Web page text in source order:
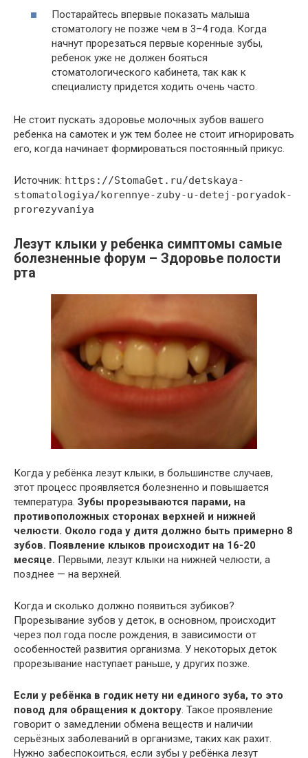
Постарайтесь впервые показать малыша
стоматологу не позже чем в 3–4 года. Когда
начнут прорезаться первые коренные зубы,
ребенок уже не должен бояться
стоматологического кабинета, так как к
специалисту придется ходить очень часто.
Не стоит пускать здоровье молочных зубов вашего
ребенка на самотек и уж тем более не стоит игнорировать
его, когда начинает формироваться постоянный прикус.
Источник: https://StomaGet.ru/detskaya-
stomatologiya/korennye-zuby-u-detej-poryadok-
prorezyvaniya
Лезут клыки у ребенка симптомы самые
болезненные форум – Здоровье полости
рта
Когда у ребёнка лезут клыки, в большинстве случаев,
этот процесс проявляется болезненно и повышается
температура. Зубы прорезываются парами, на
противоположных сторонах верхней и нижней
челюсти. Около года у дитя должно быть примерно 8
зубов. Появление клыков происходит на 16-20
месяце. Первыми, лезут клыки на нижней челюсти, а
позднее — на верхней.
Когда и сколько должно появиться зубиков?
Прорезывание зубов у деток, в основном, происходит
через пол года после рождения, в зависимости от
особенностей развития организма. У некоторых деток
прорезывание наступает раньше, у других позже.
Если у ребёнка в годик нету ни единого зуба, то это
повод для обращения к доктору. Такое проявление
говорит о замедлении обмена веществ и наличии
серьёзных заболеваний в организме, таких как рахит.
Нужно забеспокоиться, если зубы у ребёнка лезут